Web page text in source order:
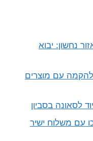
נחשון: יבוא
להקמה עם מוצרים
לסאונה בסביון
עם משלוח ישיר